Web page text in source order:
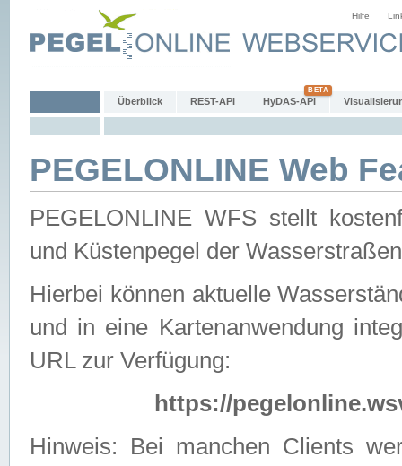
Hilfe
Überblick REST-API HyDAS-API
PEGELONLINE Web
PEGELONLINE WFS stellt
und Küstenpegel der
Hierbei können aktuelle
und in eine Kartenanwendung
URL zur Verfügung:
https://
Hinweis: Bei manchen Clients